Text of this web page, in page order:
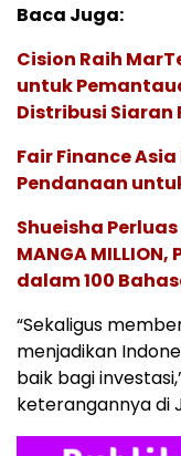
Baca Juga:
Cision Raih
untuk
Distribusi Siaran
Fair Finance
Pendanaan
Shueisha
MANGA
dalam 100
“Sekaligus
menjadikan
baik bagi
keterangannya di